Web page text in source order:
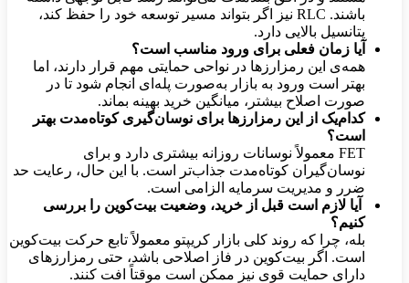
باشند. RLC نیز اگر بتواند مسیر توسعه خود را حفظ کند،
پتانسیل بالایی دارد.
آیا زمان فعلی برای ورود مناسب است؟
همه‌ی این رمزارزها در نواحی حمایتی مهم قرار دارند، اما
بهتر است ورود به بازار به‌صورت پله‌ای انجام شود تا در
صورت اصلاح بیشتر، میانگین خرید بهینه بماند.
کدام‌یک از این رمزارزها برای نوسان‌گیری کوتاه‌مدت بهتر
است؟
FET معمولاً نوسانات روزانه بیشتری دارد و برای
نوسان‌گیران کوتاه‌مدت جذاب‌تر است. با این حال، رعایت حد
ضرر و مدیریت سرمایه الزامی است.
آیا لازم است قبل از خرید، وضعیت بیت‌کوین را بررسی
کنیم؟
بله، چرا که روند کلی بازار کریپتو معمولاً تابع حرکت بیت‌کوین
است. اگر بیت‌کوین در فاز اصلاحی باشد، حتی رمزارزهای
دارای حمایت قوی نیز ممکن است موقتاً افت کنند.